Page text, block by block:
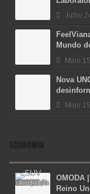
Julho
Mundo
Maio
Nova
Maio
ECONOMIA
OMODA
Reino